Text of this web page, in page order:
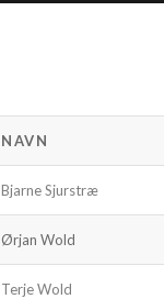
NAVN
Bjarne Sjurstræ
Ørjan Wold
Terje Wold